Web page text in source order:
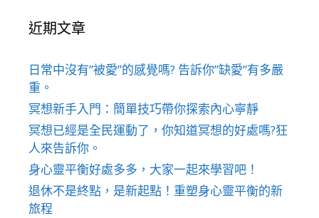
近期文章
日常中沒有”被愛”的感覺嗎? 告訴你”缺愛”有多嚴
重。
冥想新手入門：簡單技巧帶你探索內心寧靜
冥想已經是全民運動了，你知道冥想的好處嗎?狂
人來告訴你。
身心靈平衡好處多多，大家一起來學習吧！
退休不是終點，是新起點！重塑身心靈平衡的新
旅程